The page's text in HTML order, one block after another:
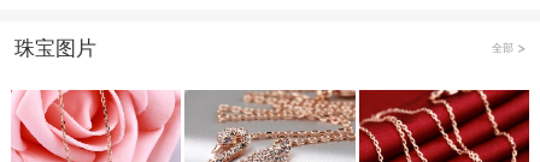
珠宝图片 全部